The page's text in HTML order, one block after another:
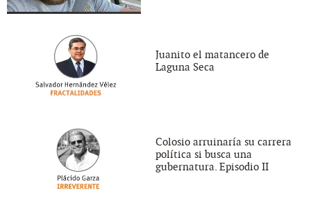
Juanito el matancero de
Laguna Seca
Colosio arruinaría su carrera
política si busca una
gubernatura. Episodio II